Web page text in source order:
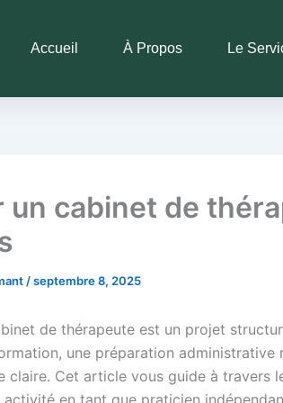
Accueil À Propos Le
un cabinet de
/septembre 8, 2025
de thérapeute est un projet
une préparation administrative
claire. Cet article vous guide à travers
en tant que praticien